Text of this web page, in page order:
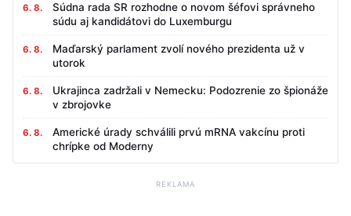
6. 8.
Súdna rada SR rozhodne o novom šéfovi správneho
súdu aj kandidátovi do Luxemburgu
6. 8.
Maďarský parlament zvolí nového prezidenta už v
utorok
6. 8.
Ukrajinca zadržali v Nemecku: Podozrenie zo špionáže
v zbrojovke
6. 8.
Americké úrady schválili prvú mRNA vakcínu proti
chrípke od Moderny
REKLAMA